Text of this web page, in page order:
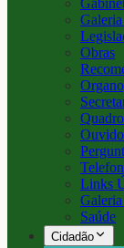
Obras
Links
Saúde
Cidadão